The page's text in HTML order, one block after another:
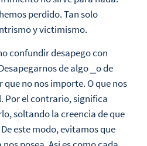
perdido. Tan solo
y victimismo.
confundir desapego con
de algo ⎯o de
no nos importe. O que nos
Por el contrario, significa
soltando la creencia de que
este modo, evitamos que